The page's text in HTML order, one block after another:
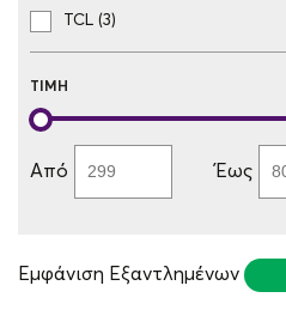
TCL (3)
ΤΙΜΉ
Από Έως
Εμφάνιση Εξαντλημένων